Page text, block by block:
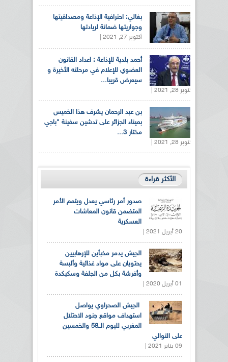
بغالي: احترافية الإذاعة ومصداقيتها
وجواريتها ضمانة لريادتها
أكتوبر 27, 2021 |
أحمد بلدية للإذاعة : اعداد القانون
العضوي للإعلام في مرحلته الأخيرة و
سيعرض قريبا...
أكتوبر 28, 2021 |
بن عبد الرحمان يشرف هذا الخميس
بميناء الجزائر على تدشين سفينة "باجي
مختار 3...
أكتوبر 28, 2021 |
الأكثر قراءة
صدور أمر رئاسي يعدل ويتمم الأمر
المتضمن قانون المعاشات
العسكرية
20 أبريل 2021 |
الجيش يدمر مخبأين للإرهابيين
يحتويان على مواد غذائية وألبسة
وأفرشة بكل من الجلفة وسكيكدة
01 أبريل 2020 |
الجيش الصحراوي يواصل
استهداف مواقع جنود الاحتلال
المغربي لليوم الــ58 والخمسين
على التوالي
09 يناير 2021 |